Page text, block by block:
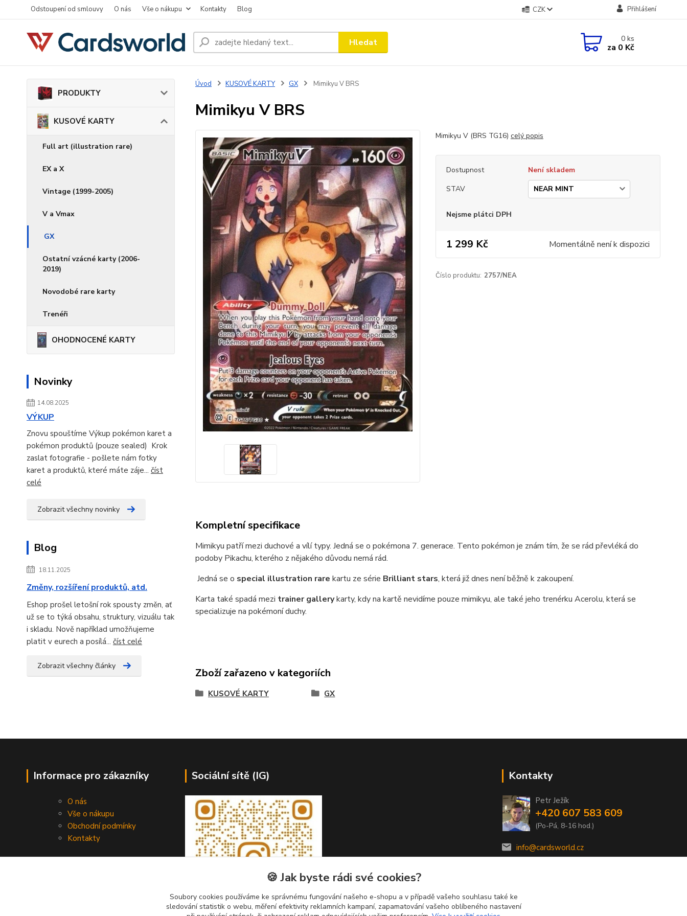
Odstoupení od smlouvy O nás Vše o nákupu Kontakty Blog CZK Přihlášení
Hledat 0ks
za 0 Kč
PRODUKTY
KUSOVÉ KARTY
Full art (illustration rare)
EX a X
Vintage (1999-2005)
V a Vmax
GX
Ostatní vzácné karty (2006-
2019)
Novodobé rare karty
Trenéři
OHODNOCENÉ KARTY
Novinky
14.08.2025
VÝKUP
Znovu spouštíme Výkup pokémon karet a
pokémon produktů (pouze sealed) Krok
zaslat fotografie - pošlete nám fotky
karet a produktů, které máte záje... číst
celé
Zobrazit všechny novinky
Blog
18.11.2025
Změny, rozšíření produktů, atd.
Eshop prošel letošní rok spousty změn, ať
už se to týká obsahu, struktury, vizuálu tak
i skladu. Nově například umožňujeme
platit v eurech a posílá... číst celé
Zobrazit všechny články
Úvod KUSOVÉ KARTY GX Mimikyu V BRS
Mimikyu V BRS
Mimikyu V (BRS TG16) celý popis
Dostupnost
Není skladem
STAV
Nejsme plátci DPH
1 299 Kč Momentálně není k dispozici
Číslo produktu: 2757/NEA
Kompletní specifikace
Mimikyu patří mezi duchové a vílí typy. Jedná se o pokémona 7. generace. Tento pokémon je znám tím, že se rád převléká do
podoby Pikachu, kterého z nějakého důvodu nemá rád.
Jedná se o special illustration rare kartu ze série Brilliant stars, která již dnes není běžně k zakoupení.
Karta také spadá mezi trainer gallerykarty, kdy na kartě nevidíme pouze mimikyu, ale také jeho trenérku Acerolu, která se
specializuje na pokémoní duchy.
Zboží zařazeno v kategoriích
KUSOVÉ KARTY GX
Informace pro zákazníky
O nás
Vše o nákupu
Obchodní podmínky
Kontakty
Sociální sítě (IG) Kontakty
Petr Ježík
+420 607 583 609
(Po-Pá, 8-16 hod.)
info@cardsworld.cz
🍪 Jak byste rádi své cookies?
Soubory cookies používáme ke správnému fungování našeho e-shopu a v případě vašeho souhlasu také ke
sledování statistik o webu, měření efektivity reklamních kampaní, zapamatování vašeho oblíbeného nastavení